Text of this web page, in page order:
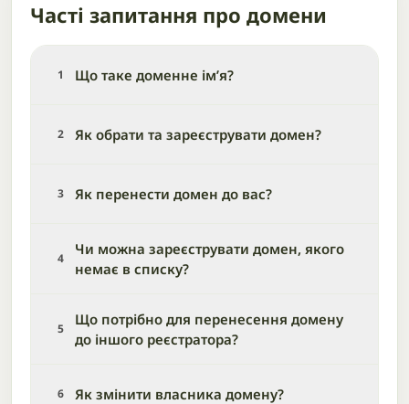
Часті запитання про домени
1 Що таке доменне ім’я?
2 Як обрати та зареєструвати домен?
3 Як перенести домен до вас?
4
Чи можна зареєструвати домен, якого
немає в списку?
5
Що потрібно для перенесення домену
до іншого реєстратора?
6 Як змінити власника домену?